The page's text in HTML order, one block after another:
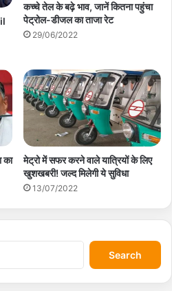
कच्चे तेल के बढ़े भाव, जानें कितना पहुंचा
पेट्रोल-डीजल का ताजा रेट
29/06/2022
का
मेट्रो में सफर करने वाले यात्रियों के लिए
खुशखबरी! जल्द मिलेगी ये सुविधा
13/07/2022
S
e
a